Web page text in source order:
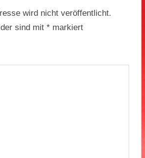
wird nicht veröffentlicht.
sind mit *markiert